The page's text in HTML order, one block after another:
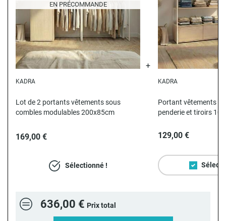
KADRA
Lot de 2 portants vêtements sous
combles modulables 200x85cm
169,00 €
Sélectionné !
EN PRÉCOMMANDE
KADRA
Portant vêtements
penderie et tiroirs
129,00 €
636,00 € Prix total